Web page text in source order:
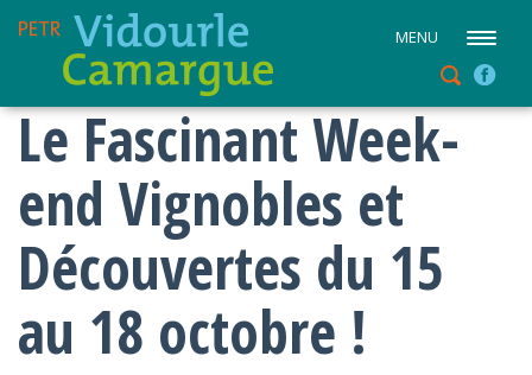
MENU
Le Fascinant Week-
end Vignobles et
Découvertes du 15
au 18 octobre !